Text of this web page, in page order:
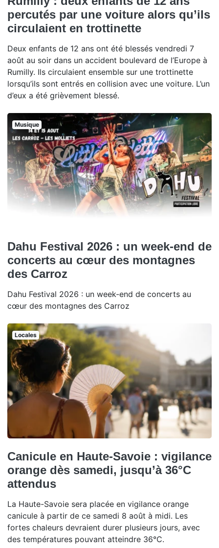
percutés par une voiture alors qu’ils
circulaient en trottinette
Deux enfants de 12 ans ont été blessés vendredi 7
août au soir dans un accident boulevard de l’Europe à
Rumilly. Ils circulaient ensemble sur une trottinette
lorsqu’ils sont entrés en collision avec une voiture. L’un
d’eux a été grièvement blessé.
Musique
Dahu Festival 2026 : un week-end de
concerts au cœur des montagnes
des Carroz
Dahu Festival 2026 : un week-end de concerts au
cœur des montagnes des Carroz
Locales
Canicule en Haute-Savoie : vigilance
orange dès samedi, jusqu’à 36°C
attendus
La Haute-Savoie sera placée en vigilance orange
canicule à partir de ce samedi 8 août à midi. Les
fortes chaleurs devraient durer plusieurs jours, avec
des températures pouvant atteindre 36°C.